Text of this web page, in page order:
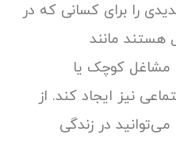
را برای کسانی که در
هستند مانند
مشاغل کوچک یا
نیز ایجاد کند. از
در زندگی